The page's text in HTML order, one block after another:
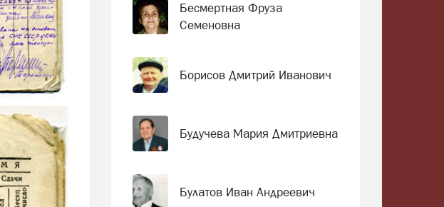
Бесмертная Фруза
Семеновна
Борисов Дмитрий Иванович
Будучева Мария Дмитриевна
Булатов Иван Андреевич